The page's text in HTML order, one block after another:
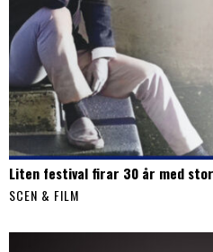
Liten festival firar 30 år med
SCEN & FILM